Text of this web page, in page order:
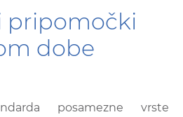
pripomočki
dobe
posamezne vrste